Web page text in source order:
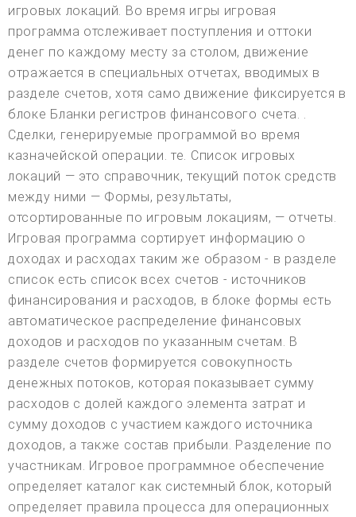
игровых локаций. Во время игры игровая
программа отслеживает поступления и оттоки
денег по каждому месту за столом, движение
отражается в специальных отчетах, вводимых в
разделе счетов, хотя само движение фиксируется в
блоке Бланки регистров финансового счета. .
Сделки, генерируемые программой во время
казначейской операции. те. Список игровых
локаций — это справочник, текущий поток средств
между ними — Формы, результаты,
отсортированные по игровым локациям, — отчеты.
Игровая программа сортирует информацию о
доходах и расходах таким же образом - в разделе
список есть список всех счетов - источников
финансирования и расходов, в блоке формы есть
автоматическое распределение финансовых
доходов и расходов по указанным счетам. В
разделе счетов формируется совокупность
денежных потоков, которая показывает сумму
расходов с долей каждого элемента затрат и
сумму доходов с участием каждого источника
доходов, а также состав прибыли. Разделение по
участникам. Игровое программное обеспечение
определяет каталог как системный блок, который
определяет правила процесса для операционных